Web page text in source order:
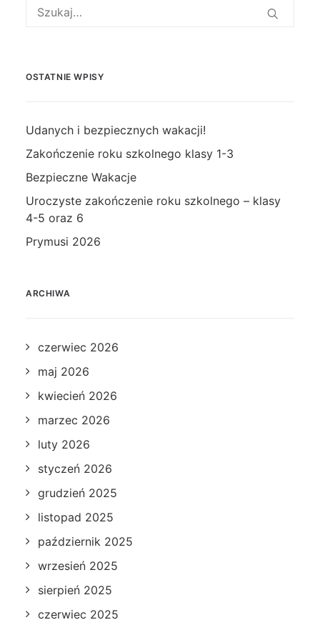
OSTATNIE WPISY
Udanych i bezpiecznych wakacji!
Zakończenie roku szkolnego klasy 1-3
Bezpieczne Wakacje
Uroczyste zakończenie roku szkolnego – klasy
4-5 oraz 6
Prymusi 2026
ARCHIWA
czerwiec 2026
maj 2026
kwiecień 2026
marzec 2026
luty 2026
styczeń 2026
grudzień 2025
listopad 2025
październik 2025
wrzesień 2025
sierpień 2025
czerwiec 2025